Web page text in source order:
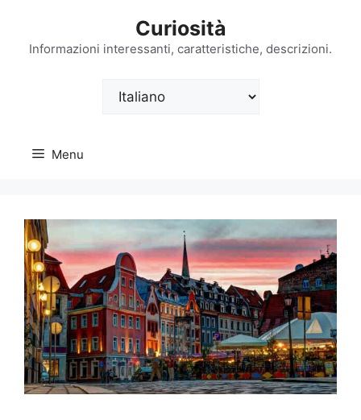
contenuto
Curiosità
Informazioni interessanti, caratteristiche, descrizioni.
Scegli
Menu